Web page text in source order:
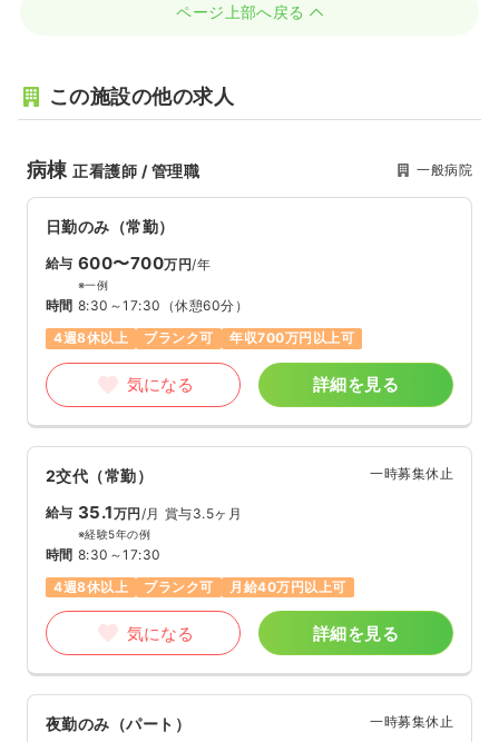
ページ上部へ戻る
この施設の他の求人
病棟正看護師 / 管理職 一般病院
日勤のみ（常勤）
給与 600〜700万円/年
※一例
時間 8:30～17:30 （休憩60分）
4週8休以上
ブランク可 年収700万円以上可
気になる 詳細を見る
2交代（常勤） 一時募集休止
給与 35.1万円 /月 賞与3.5ヶ月
※経験5年の例
時間 8:30～17:30
4週8休以上
ブランク可 月給40万円以上可
気になる 詳細を見る
夜勤のみ（パート） 一時募集休止